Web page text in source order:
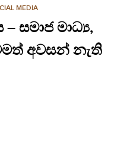
MEDIA
සමාජ මාධ්‍ය,
අවසන් නැති